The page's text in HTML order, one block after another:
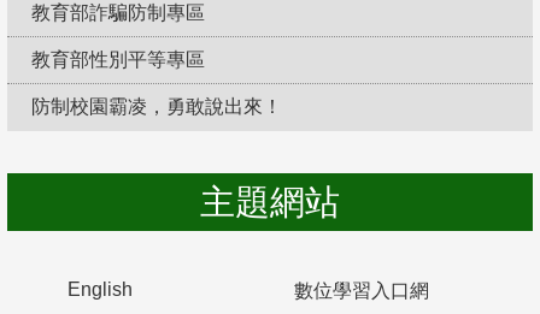
教育部詐騙防制專區
教育部性別平等專區
防制校園霸凌，勇敢說出來！
主題網站
English 數位學習入口網